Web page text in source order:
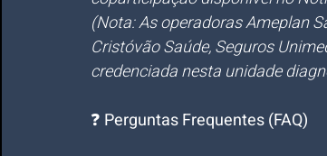
(Nota: As operadoras Ameplan
Cristóvão Saúde, Seguros
credenciada nesta unidade
❓ Perguntas Frequentes (FAQ)